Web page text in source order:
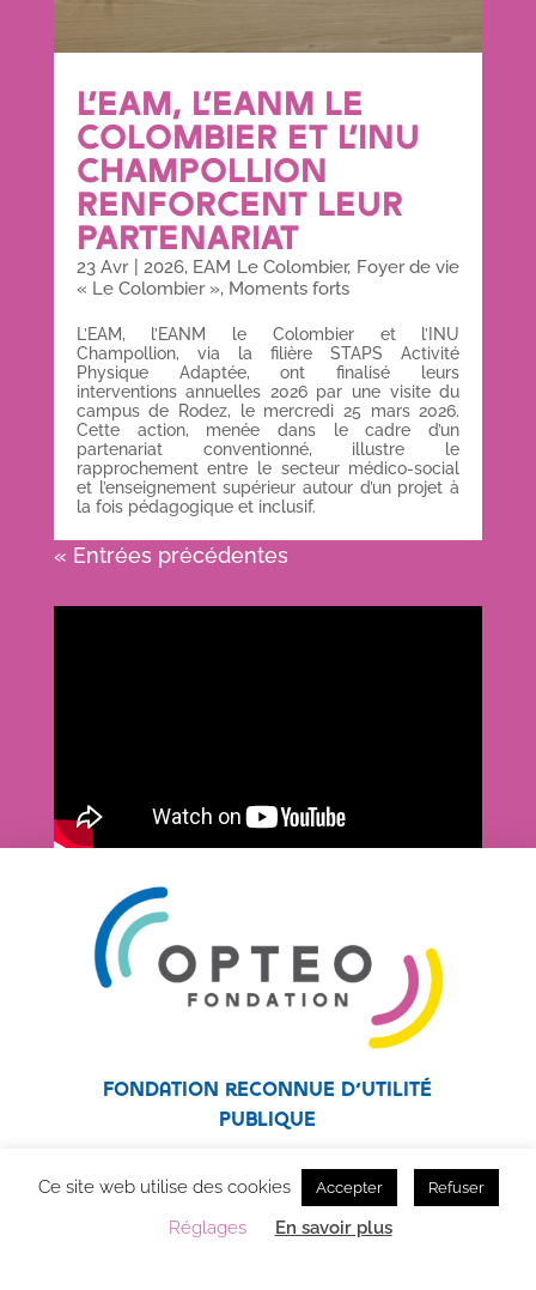
L’EAM, L’EANM LE
COLOMBIER ET L’INU
CHAMPOLLION
RENFORCENT LEUR
PARTENARIAT
23 Avr| 2026, EAM Le Colombier, Foyer de vie
« Le Colombier », Moments forts
L’EAM, l’EANM le Colombier et l’INU
Champollion, via la filière STAPS Activité
Physique Adaptée, ont finalisé leurs
interventions annuelles 2026 par une visite du
campus de Rodez, le mercredi 25 mars 2026.
Cette action, menée dans le cadre d’un
partenariat conventionné, illustre le
rapprochement entre le secteur médico-social
et l’enseignement supérieur autour d’un projet à
la fois pédagogique et inclusif.
« Entrées précédentes
Fondation reconnue d’utilité
publique
Ce site web utilise des cookies Accepter Refuser
Réglages En savoir plus